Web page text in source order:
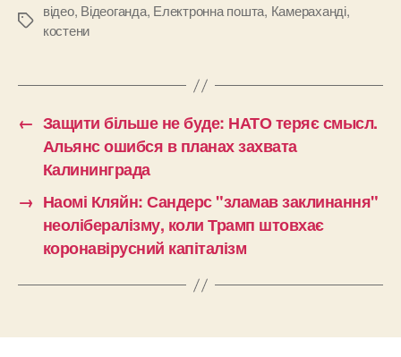
Позначки
відео, Відеоганда, Електронна пошта, Камераханді,
костени
← Защити більше не буде: НАТО теряє смысл.
Альянс ошибся в планах захвата
Калининграда
→ Наомі Кляйн: Сандерс "зламав заклинання"
неолібералізму, коли Трамп штовхає
коронавірусний капіталізм